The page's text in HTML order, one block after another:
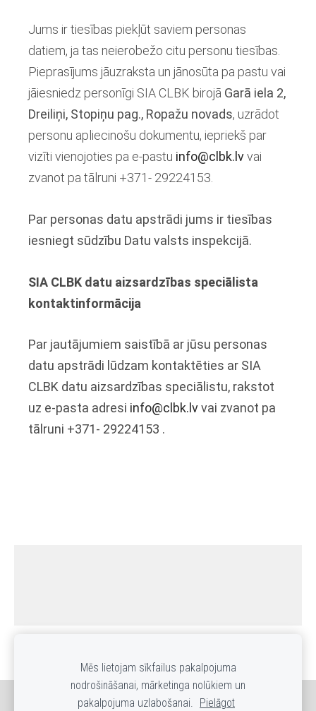
Jums ir tiesības piekļūt saviem personas
datiem, ja tas neierobežo citu personu tiesības.
Pieprasījums jāuzraksta un jānosūta pa pastu vai
jāiesniedz personīgi SIA CLBK birojā Garā iela 2,
Dreiliņi, Stopiņu pag., Ropažu novads, uzrādot
personu apliecinošu dokumentu, iepriekš par
vizīti vienojoties pa e-pastu info@clbk.lvvai
zvanot pa tālruni +371- 29224153.
Par personas datu apstrādi jums ir tiesības
iesniegt sūdzību Datu valsts inspekcijā.
SIA CLBK datu aizsardzības speciālista
kontaktinformācija
Par jautājumiem saistībā ar jūsu personas
datu apstrādi lūdzam kontaktēties ar SIA
CLBK datu aizsardzības speciālistu, rakstot
uz e-pasta adresi info@clbk.lvvai zvanot pa
tālruni +371- 29224153 .
Sīkdatnes
Mēs lietojam sīkfailus pakalpojuma
nodrošināšanai, mārketinga nolūkiem un
pakalpojuma uzlabošanai. Pielāgot